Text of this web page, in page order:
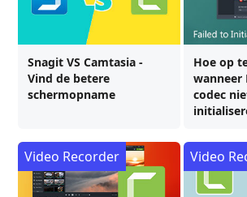
Snagit VS Camtasia -
Vind de betere
schermopname
Hoe op
wanneer
codec
Video Recorder Video